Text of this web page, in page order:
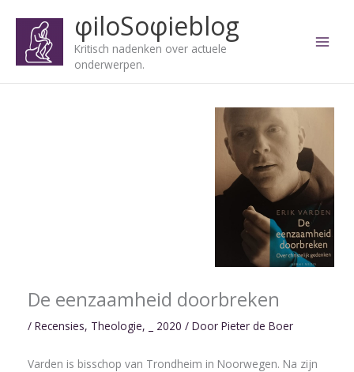
inhoud
φiloSoφieblog
Kritisch nadenken over actuele
onderwerpen.
De eenzaamheid doorbreken
/ Recensies, Theologie, _ 2020 / Door Pieter de Boer
Varden is bisschop van Trondheim in Noorwegen. Na zijn